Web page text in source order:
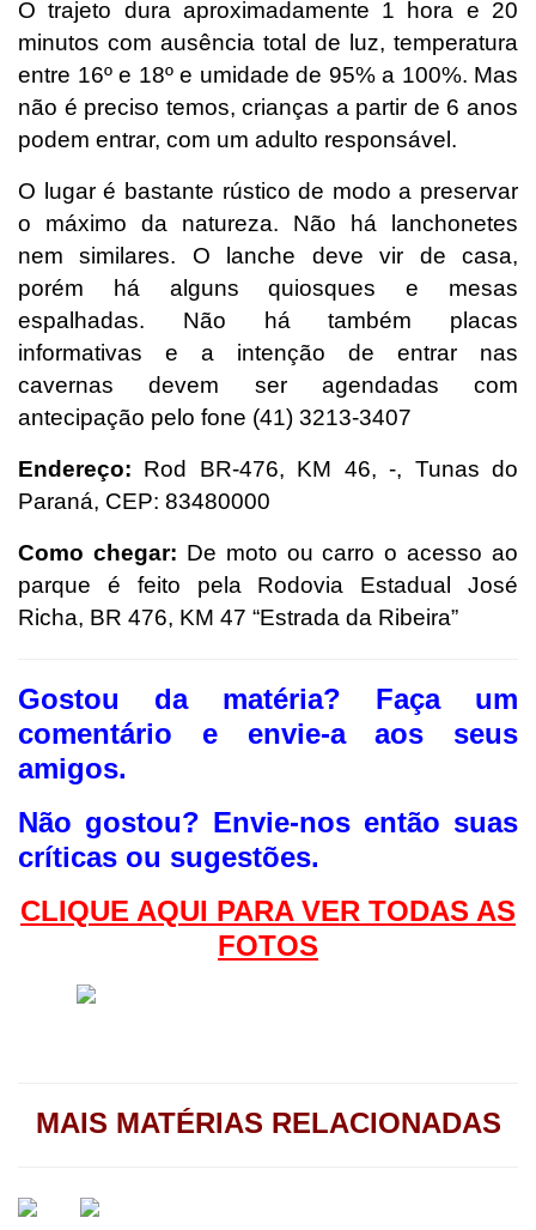
O trajeto dura aproximadamente 1 hora e 20
minutos com ausência total de luz, temperatura
entre 16º e 18º e umidade de 95% a 100%. Mas
não é preciso temos, crianças a partir de 6 anos
podem entrar, com um adulto responsável.
O lugar é bastante rústico de modo a preservar
o máximo da natureza. Não há lanchonetes
nem similares. O lanche deve vir de casa,
porém há alguns quiosques e mesas
espalhadas. Não há também placas
informativas e a intenção de entrar nas
cavernas devem ser agendadas com
antecipação pelo fone (41) 3213-3407
Endereço: Rod BR-476, KM 46, -, Tunas do
Paraná, CEP: 83480000
Como chegar: De moto ou carro o acesso ao
parque é feito pela Rodovia Estadual José
Richa, BR 476, KM 47 “Estrada da Ribeira”
Gostou da matéria? Faça um
comentário e envie-a aos seus
amigos.
Não gostou? Envie-nos então suas
críticas ou sugestões.
CLIQUE AQUI PARA VER TODAS AS
FOTOS
MAIS MATÉRIAS RELACIONADAS